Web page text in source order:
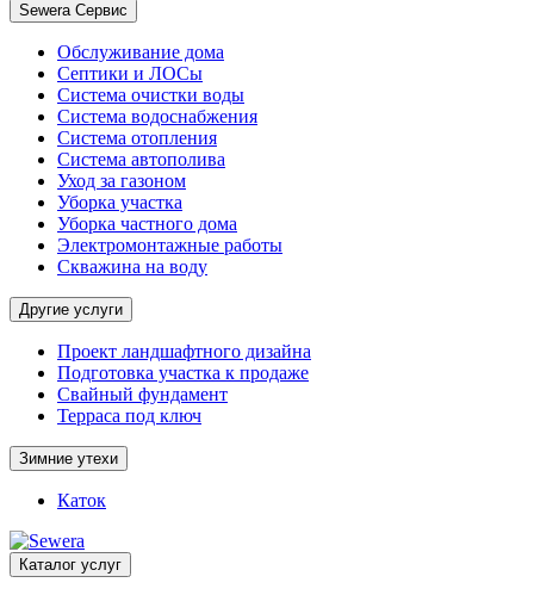
Sewera Сервис
Обслуживание дома
Септики и ЛОСы
Система очистки воды
Система водоснабжения
Система отопления
Система автополива
Уход за газоном
Уборка участка
Уборка частного дома
Электромонтажные работы
Скважина на воду
Другие услуги
Проект ландшафтного дизайна
Подготовка участка к продаже
Свайный фундамент
Терраса под ключ
Зимние утехи
Каток
Каталог услуг